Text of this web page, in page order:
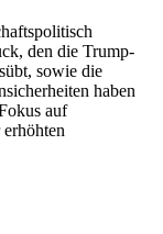
den die Trump-
sowie die
haben
auf